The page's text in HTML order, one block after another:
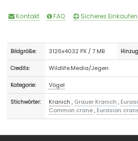
Kontakt FAQ Sicheres Einkaufen
Bildgröße: 3126x4032 PX / 7 MB
Credits: Wildlife.Media/Jegen
Kategorie: Vögel
Stichwörter: Kranich , Grauer Kranich ,
Common crane, Eurasian